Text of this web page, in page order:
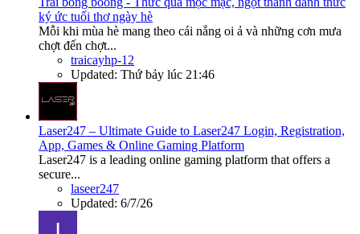
ký ức tuổi thơ ngày hè
Mỗi khi mùa hè mang theo cái nắng oi ả và những cơn mưa
chợt đến chợt...
traicayhp-12
Updated: Thứ bảy lúc 21:46
Laser247 – Ultimate Guide to Laser247 Login, Registration,
App, Games & Online Gaming Platform
Laser247 is a leading online gaming platform that offers a
secure...
laseer247
Updated: 6/7/26